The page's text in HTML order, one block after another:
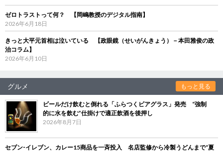
ゼロトラストって何？ 【岡嶋教授のデジタル指南】
2026年6月18日
きっと大平元首相は泣いている 【政眼鏡（せいがんきょう）－本田雅俊の政
治コラム】
2026年6月10日
グルメ もっと見る
ビールだけ飲むと倒れる「ふらつくビアグラス」発売 “強制
的に水を飲む”仕掛けで適正飲酒を後押し
2026年8月7日
セブン‐イレブン、カレー15商品を一斉投入 名店監修から冷製うどんまで“夏